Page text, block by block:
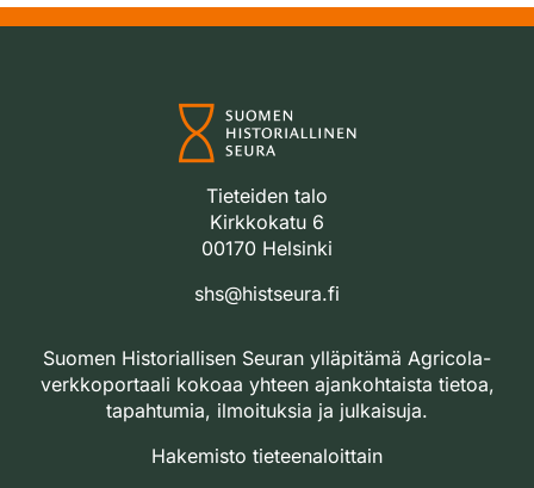
Tieteiden talo
Kirkkokatu 6
00170 Helsinki
shs@histseura.fi
Suomen Historiallisen Seuran ylläpitämä Agricola-
verkkoportaali kokoaa yhteen ajankohtaista tietoa,
tapahtumia, ilmoituksia ja julkaisuja.
Hakemisto tieteenaloittain